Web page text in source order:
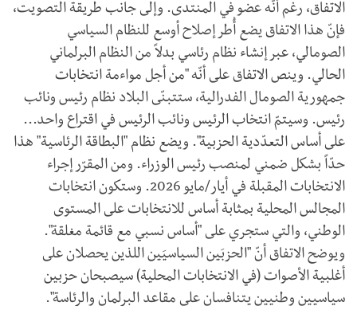
الاتفاق، رغم أنّه عضو في المنتدى. وإلى جانب طريقة التصويت،
فإنّ هذا الاتفاق يضع أُطر إصلاح أوسع للنظام السياسي
الصومالي، عبر إنشاء نظام رئاسي بدلاً من النظام البرلماني
الحالي. وينص الاتفاق على أنّه "من أجل مواءمة انتخابات
جمهورية الصومال الفدرالية، ستتبنّى البلاد نظام رئيس ونائب
رئيس. وسيتمّ انتخاب الرئيس ونائب الرئيس في اقتراع واحد...
على أساس التعدّدية الحزبية". ويضع نظام "البطاقة الرئاسية" هذا
حدّاً بشكل ضمني لمنصب رئيس الوزراء. ومن المقرّر إجراء
الانتخابات المقبلة في أيار/مايو 2026. وستكون انتخابات
المجالس المحلية بمثابة أساس للانتخابات على المستوى
الوطني، والتي ستجري على "أساس نسبي مع قائمة مغلقة".
ويوضح الاتفاق أنّ "الحزبَين السياسيَين اللذين يحصلان على
أغلبية الأصوات (في الانتخابات المحلية) سيصبحان حزبين
سياسيين وطنيين يتنافسان على مقاعد البرلمان والرئاسة".